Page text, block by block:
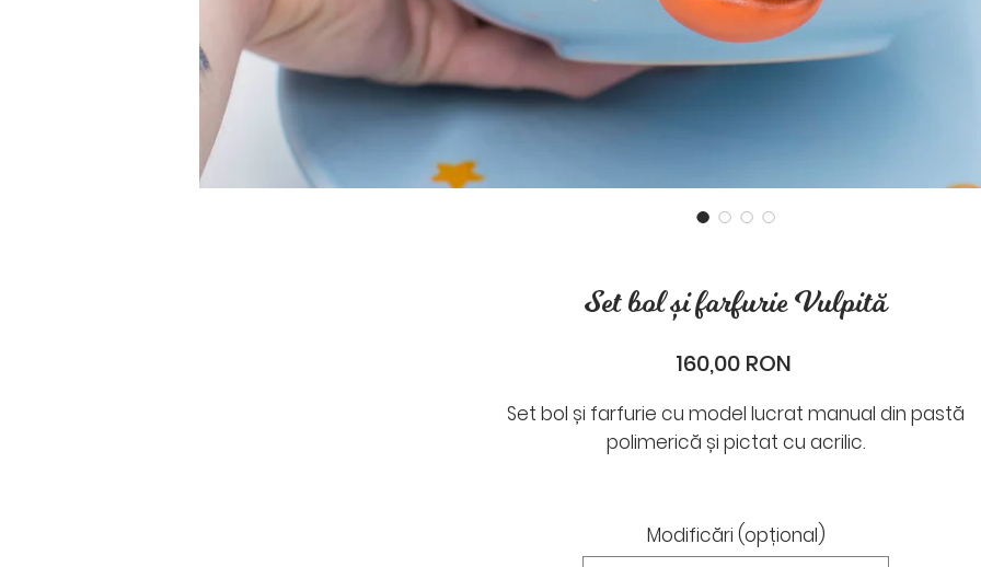
Set bol și farfurie Vulpită
160,00 RONPreț
Set bol și farfurie cu model lucrat manual din pastă
polimerică și pictat cu acrilic.
Timp de livrare: 1-2 zile lucrătoare
Modificări (opțional)